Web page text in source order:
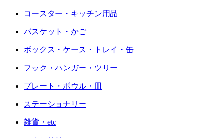
コースター・キッチン用品
バスケット・かご
ボックス・ケース・トレイ・缶
フック・ハンガー・ツリー
プレート・ボウル・皿
ステーショナリー
雑貨・etc